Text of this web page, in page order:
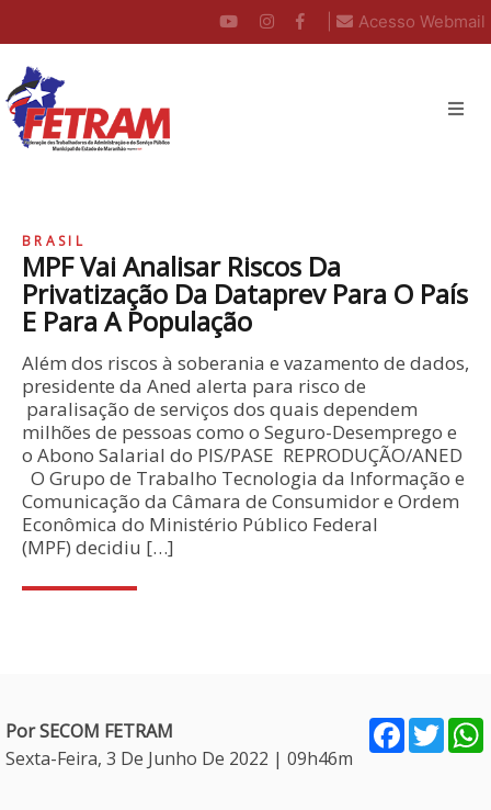
Acesso Webmail
BRASIL
MPF Vai Analisar Riscos Da
Privatização Da Dataprev Para O País
E Para A População
Além dos riscos à soberania e vazamento de dados,
presidente da Aned alerta para risco de
paralisação de serviços dos quais dependem
milhões de pessoas como o Seguro-Desemprego e
o Abono Salarial do PIS/PASE REPRODUÇÃO/ANED
O Grupo de Trabalho Tecnologia da Informação e
Comunicação da Câmara de Consumidor e Ordem
Econômica do Ministério Público Federal
(MPF) decidiu […]
Por SECOM FETRAM
Sexta-Feira, 3 De Junho De 2022 | 09h46m
Facebook